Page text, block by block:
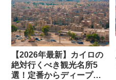
【2026年最新】カイロの
絶対行くべき観光名所5
選！定番からディープな